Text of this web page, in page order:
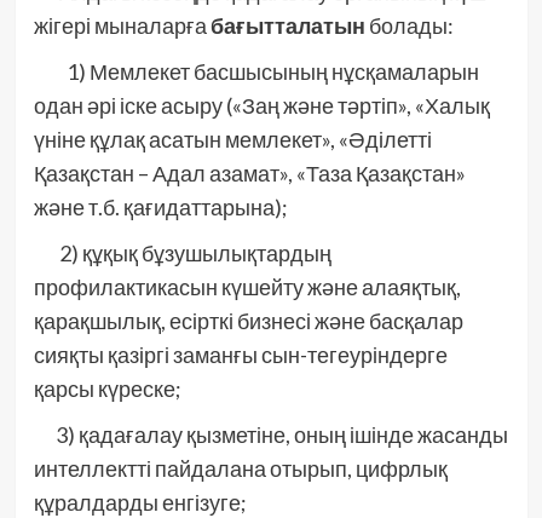
жігері мыналарғабағытталатын болады:
1) Мемлекет басшысының нұсқамаларын
одан әрі іске асыру («Заң және тәртіп», «Халық
үніне құлақ асатын мемлекет», «Әділетті
Қазақстан – Адал азамат», «Таза Қазақстан»
және т.б. қағидаттарына);
2) құқық бұзушылықтардың
профилактикасын күшейту және алаяқтық,
қарақшылық, есірткі бизнесі және басқалар
сияқты қазіргі заманғы сын-тегеуріндерге
қарсы күреске;
3) қадағалау қызметіне, оның ішінде жасанды
интеллектті пайдалана отырып, цифрлық
құралдарды енгізуге;